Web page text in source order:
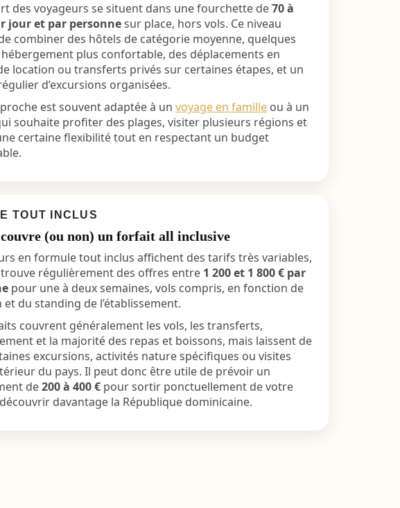
des voyageurs se situent dans une fourchette de70 à
jour et par personnesur place, hors vols. Ce niveau
combiner des hôtels de catégorie moyenne, quelques
plus confortable, des déplacements en
location ou transferts privés sur certaines étapes, et un
d’excursions organisées.
est souvent adaptée à un voyage en famille ou à un
souhaite profiter des plages, visiter plusieurs régions et
certaine flexibilité tout en respectant un budget
TOUT INCLUS
couvre (ou non) un forfait all inclusive
en formule tout inclus affichent des tarifs très variables,
régulièrement des offres entre 1 200 et 1 800 € par
pour une à deux semaines, vols compris, en fonction de
et du standing de l’établissement.
couvrent généralement les vols, les transferts,
et la majorité des repas et boissons, mais laissent de
excursions, activités nature spécifiques ou visites
du pays. Il peut donc être utile de prévoir un
de200 à 400 € pour sortir ponctuellement de votre
davantage la République dominicaine.